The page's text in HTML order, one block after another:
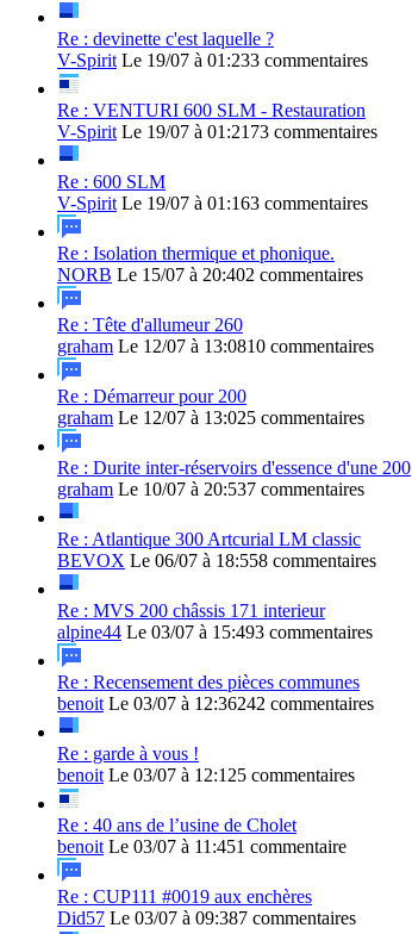
Re : devinette c'est laquelle ?
V-Spirit Le 19/07 à 01:233 commentaires
Re : VENTURI 600 SLM - Restauration
V-Spirit Le 19/07 à 01:21 73 commentaires
Re : 600 SLM
V-Spirit Le 19/07 à 01:163 commentaires
Re : Isolation thermique et phonique.
NORB Le 15/07 à 20:402 commentaires
Re : Tête d'allumeur 260
graham Le 12/07 à 13:0810 commentaires
Re : Démarreur pour 200
graham Le 12/07 à 13:025 commentaires
Re : Durite inter-réservoirs d'essence d'une 200
graham Le 10/07 à 20:537 commentaires
Re : Atlantique 300 Artcurial LM classic
BEVOX Le 06/07 à 18:558 commentaires
Re : MVS 200 châssis 171 interieur
alpine44 Le 03/07 à 15:493 commentaires
Re : Recensement des pièces communes
benoit Le 03/07 à 12:36242 commentaires
Re : garde à vous !
benoit Le 03/07 à 12:125 commentaires
Re : 40 ans de l’usine de Cholet
benoit Le 03/07 à 11:451 commentaire
Re : CUP111 #0019 aux enchères
Did57 Le 03/07 à 09:387 commentaires